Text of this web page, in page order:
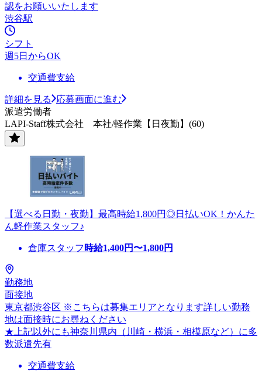
認をお願いいたします
渋谷駅
シフト
週5日からOK
交通費支給
詳細を見る
応募画面に進む
派遣労働者
LAPI-Staff株式会社 本社/軽作業【日夜勤】(60)
【選べる日勤・夜勤】最高時給1,800円◎日払いOK！かんた
ん軽作業スタッフ♪
倉庫スタッフ 時給1,400円〜1,800円
勤務地
面接地
東京都渋谷区 ※こちらは募集エリアとなります詳しい勤務
地は面接時にお尋ねください
★上記以外にも神奈川県内（川崎・横浜・相模原など）に多
数派遣先有
交通費支給